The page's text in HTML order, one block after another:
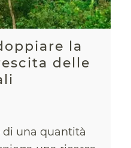
la
delle
di una quantità